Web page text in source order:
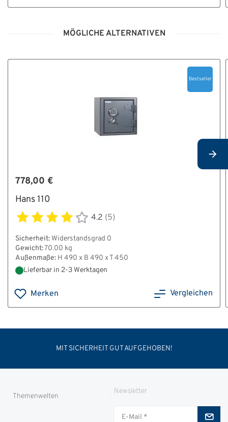
MÖGLICHE ALTERNATIVEN
Bestseller
778,00 €
Hans 110
4.2 (5)
Sicherheit: Widerstandsgrad 0
Gewicht:70.00 kg
Außenmaße: H 490 x B 490 x T 450
Lieferbar in 2-3 Werktagen
Merken Vergleichen
MIT SICHERHEIT GUT AUFGEHOBEN!
Themenwelten
Newsletter